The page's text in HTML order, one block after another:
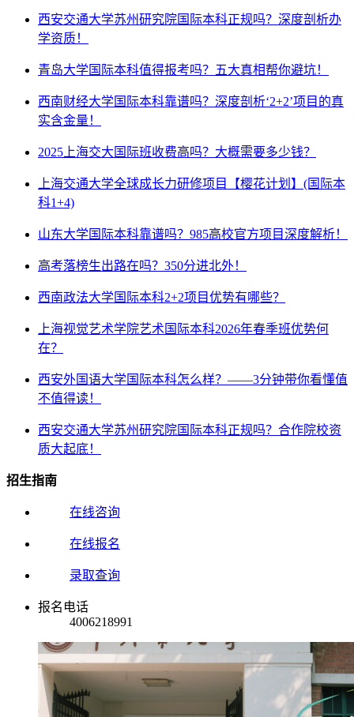
西安交通大学苏州研究院国际本科正规吗？深度剖析办
学资质！
青岛大学国际本科值得报考吗？五大真相帮你避坑！
西南财经大学国际本科靠谱吗？深度剖析‘2+2’项目的真
实含金量！
2025上海交大国际班收费高吗？大概需要多少钱？
上海交通大学全球成长力研修项目【樱花计划】(国际本
科1+4)
山东大学国际本科靠谱吗？985高校官方项目深度解析！
高考落榜生出路在吗？350分进北外！
西南政法大学国际本科2+2项目优势有哪些？
上海视觉艺术学院艺术国际本科2026年春季班优势何
在？
西安外国语大学国际本科怎么样？——3分钟带你看懂值
不值得读！
西安交通大学苏州研究院国际本科正规吗？合作院校资
质大起底！
招生指南
在线咨询
在线报名
录取查询
报名电话
4006218991